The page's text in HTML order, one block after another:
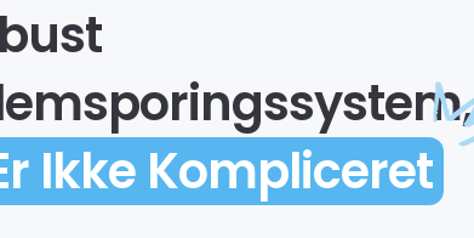
Ikke Kompliceret